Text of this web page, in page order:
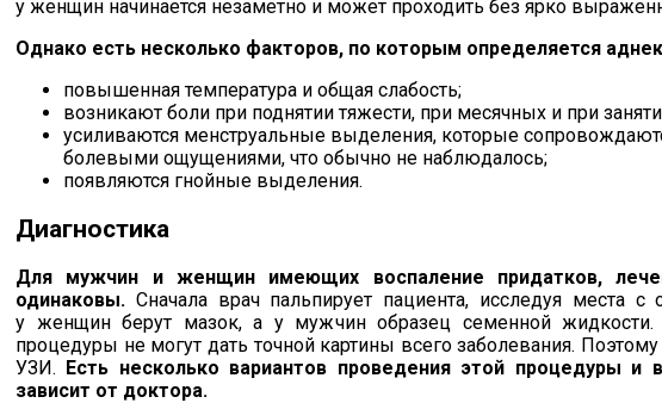
у женщин начинается незаметно и может проходить без ярко
Однако есть несколько факторов, по которым определяется
повышенная температура и общая слабость;
возникают боли при поднятии тяжести, при месячных и при
усиливаются менструальные выделения, которые
болевыми ощущениями, что обычно не наблюдалось;
появляются гнойные выделения.
Диагностика
Для мужчин и женщин имеющих воспаление придатков,
одинаковы. Сначала врач пальпирует пациента, исследуя места с
у женщин берут мазок, а у мужчин образец семенной
процедуры не могут дать точной картины всего заболевания. Поэтому
УЗИ. Есть несколько вариантов проведения этой процедуры и
зависит от доктора.